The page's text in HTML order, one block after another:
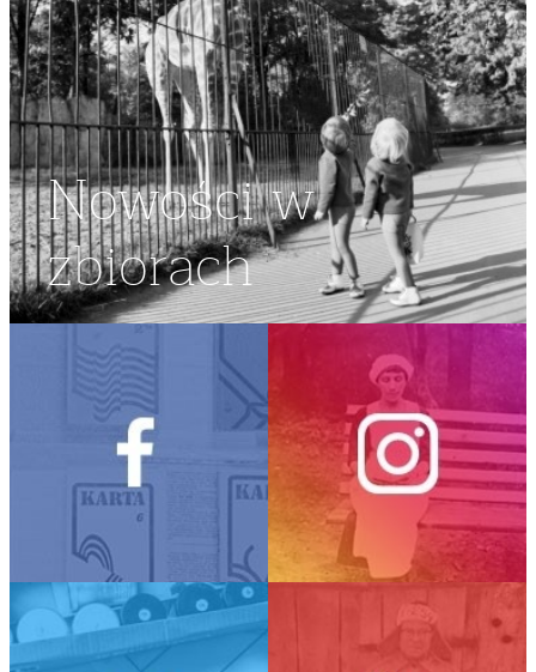
Nowości w
zbiorach